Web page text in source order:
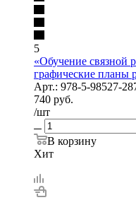
5
«Обучение связной
графические планы
Арт.: 978-5-98527-
740 руб.
/шт
В корзину
Хит